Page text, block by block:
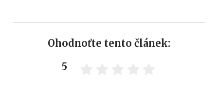
Ohodnoťte tento článek:
5